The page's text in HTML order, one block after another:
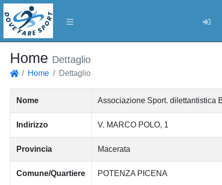
Home Dettaglio
Home Dettaglio
Nome Associazione Sport. dilettantistica
Indirizzo V. MARCO POLO, 1
Provincia Macerata
Comune/Quartiere POTENZA PICENA